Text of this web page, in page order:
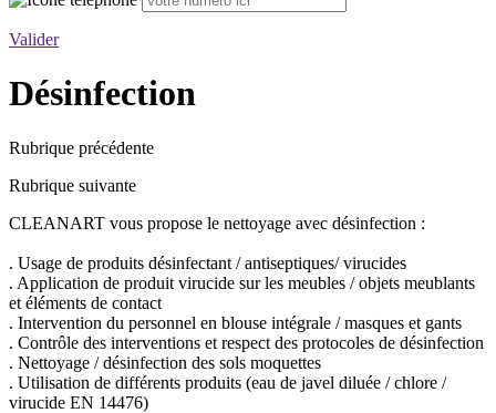
Valider
Désinfection
Rubrique précédente
Rubrique suivante
CLEANART vous propose le nettoyage avec désinfection :
. Usage de produits désinfectant / antiseptiques/ virucides
. Application de produit virucide sur les meubles / objets meublants
et éléments de contact
. Intervention du personnel en blouse intégrale / masques et gants
. Contrôle des interventions et respect des protocoles de désinfection
. Nettoyage / désinfection des sols moquettes
. Utilisation de différents produits (eau de javel diluée / chlore /
virucide EN 14476)